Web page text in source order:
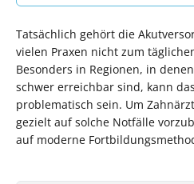
Tatsächlich gehört die
vielen Praxen nicht zum
Besonders in Regionen, in
schwer erreichbar sind, kann
problematisch sein. Um
gezielt auf solche Notfälle
auf moderne